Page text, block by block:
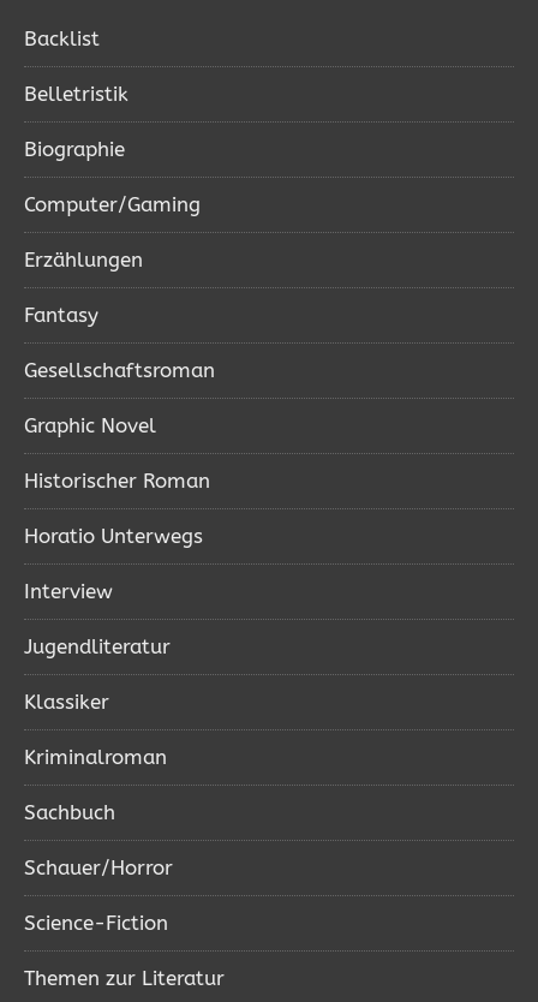
Backlist
Belletristik
Biographie
Computer/Gaming
Erzählungen
Fantasy
Gesellschaftsroman
Graphic Novel
Historischer Roman
Horatio Unterwegs
Interview
Jugendliteratur
Klassiker
Kriminalroman
Sachbuch
Schauer/Horror
Science-Fiction
Themen zur Literatur